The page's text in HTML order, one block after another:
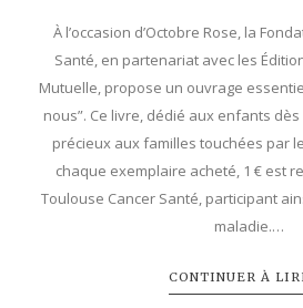
À l’occasion d’Octobre Rose, la
Santé, en partenariat avec les
Mutuelle, propose un ouvrage
nous”. Ce livre, dédié aux enfants
précieux aux familles touchées par
chaque exemplaire acheté, 1 € est
Toulouse Cancer Santé, participant
maladie.…
CONTINUER À